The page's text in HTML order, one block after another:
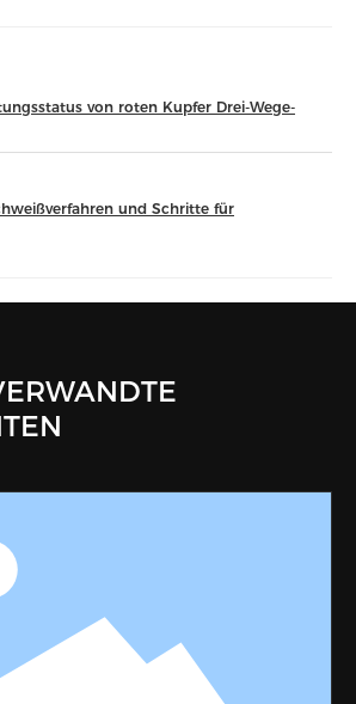
von roten Kupfer Drei-Wege-
und Schritte für